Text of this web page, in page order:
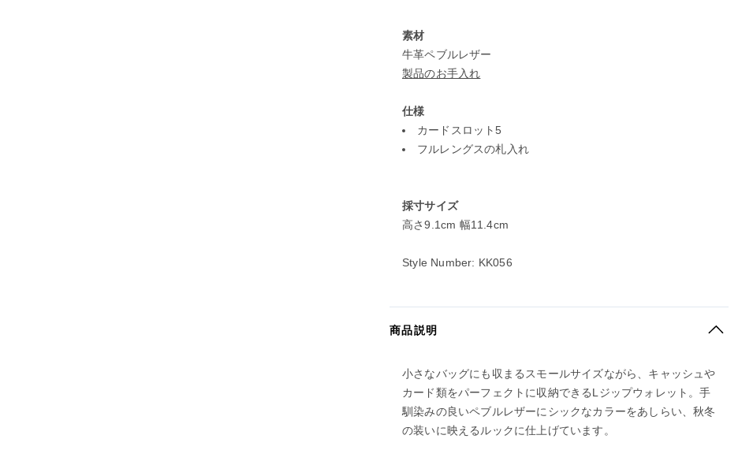
素材
牛革ペブルレザー
製品のお手入れ
仕様
カードスロット5
フルレングスの札入れ
採寸サイズ
高さ9.1cm 幅11.4cm
Style Number: KK056
商品説明
小さなバッグにも収まるスモールサイズながら、キャッシュや
カード類をパーフェクトに収納できるLジップウォレット。手
馴染みの良いペブルレザーにシックなカラーをあしらい、秋冬
の装いに映えるルックに仕上げています。